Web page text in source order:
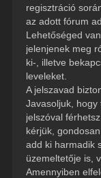
regisztráció
az adott fórum
Lehetőséged
jelenjenek meg
ki-, illetve
leveleket.
A jelszavad
Javasoljuk, hogy
jelszóval
kérjük,
add ki harmadik
üzemeltetője is,
Amennyiben